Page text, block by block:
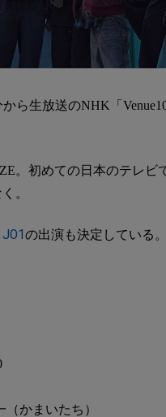
ら生放送のNHK「
。初めての日本のテレビ
。
JO1 の出演も決定している
かまいたち）